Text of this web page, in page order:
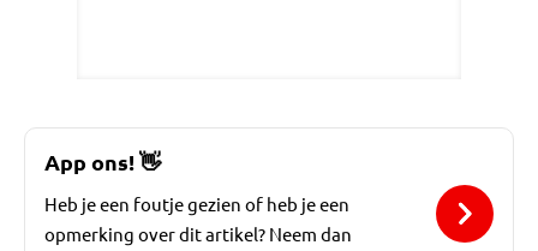
App ons!👋
Heb je een foutje gezien of heb je een
opmerking over dit artikel? Neem dan